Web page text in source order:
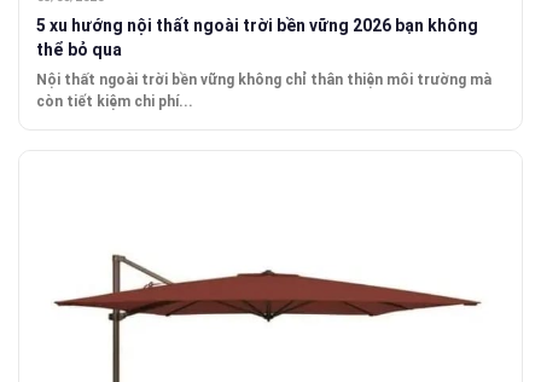
5 xu hướng nội thất ngoài trời bền vững 2026 bạn không
thể bỏ qua
Nội thất ngoài trời bền vững không chỉ thân thiện môi trường mà
còn tiết kiệm chi phí...